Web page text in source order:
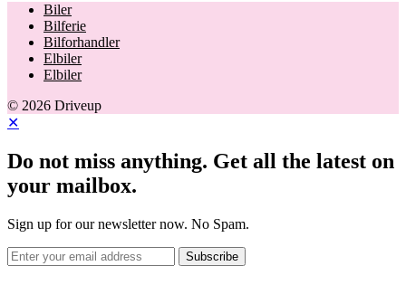
Biler
Bilferie
Bilforhandler
Elbiler
Elbiler
© 2026 Driveup
✕
Do not miss anything. Get all the latest on
your mailbox.
Sign up for our newsletter now. No Spam.